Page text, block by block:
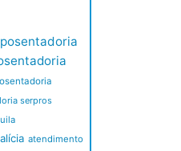
serpros
atendimento